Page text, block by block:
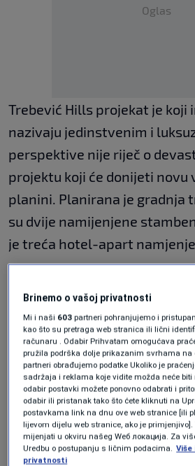
Oglas
Trebević Hills projekat je koji
nazivaju jedinstvenim i
perspektive nije riječ o
projektu koji će donijeti novu
planini. Planirana je gradnja
su dvije namijenjene
je treća hotel-apart
Federacije BiH, KS proglasio
zonom, ali nije usvojio
Kantonalni resorni ministar
sa prekomjernom gradnjom
da KS ne moze učiniti nista
Trebevića, koji su u
entiteta.
Brinemo o vašoj privatnosti
Mi i naši 603 partneri pohranjujemo i
kao što su pretraga web stranica ili lični
računaru . Odabir Prihvatam omogućava
pružila podrška dolje prikazanim svrhama
partneri obrađujemo podatke Ukoliko je
sadržaja i reklama koje vidite možda neće biti
odabir postavki možete ponovno odabrati i
odabir ili pristanak tako što ćete kliknuti na
postavkama link na dnu ove web stranice [ili
lijevom dijelu web stranice, ako je
mijenjati u okviru našeg Wеб локација. Za
Uredbu o postupanju s ličnim podacima.
privatnosti